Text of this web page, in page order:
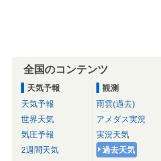
全国のコンテンツ
天気予報
天気予報
世界天気
気圧予報
2週間天気
観測
雨雲(過去)
アメダス実況
実況天気
過去天気